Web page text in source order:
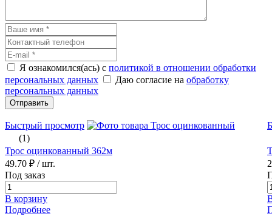
Я ознакомился(ась) с политикой в отношении обработки
персональных данных
Даю согласие на обработку
персональных данных
Отправить
Быстрый просмотр
(1)
Трос оцинкованный 362м
49.70 ₽ / шт.
Под заказ
В корзину
Подробнее